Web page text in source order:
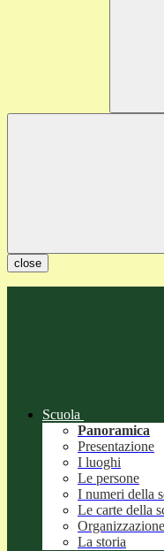
close
Scuola
Panoramica
Presentazione
I luoghi
Le persone
I numeri della
Le carte della
Organizzazione
La storia